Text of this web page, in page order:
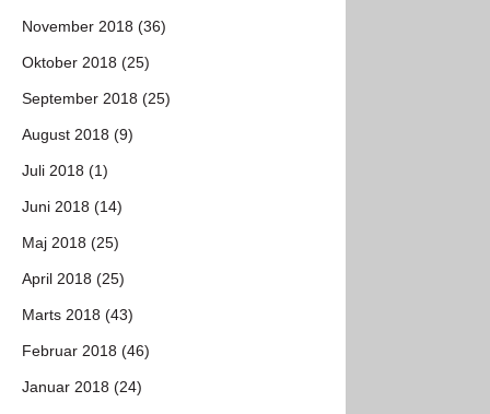
November 2018 (36)
Oktober 2018 (25)
September 2018 (25)
August 2018 (9)
Juli 2018 (1)
Juni 2018 (14)
Maj 2018 (25)
April 2018 (25)
Marts 2018 (43)
Februar 2018 (46)
Januar 2018 (24)